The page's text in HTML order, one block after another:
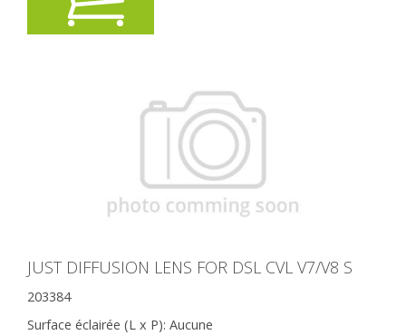
JUST DIFFUSION LENS FOR DSL CVL V7/V8 S
203384
Surface éclairée (L x P): Aucune